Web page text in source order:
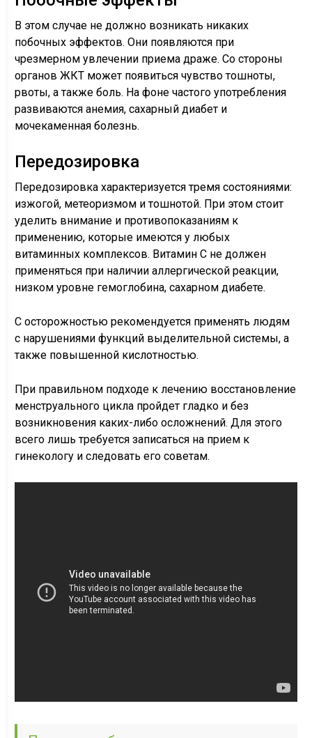
В этом случае не должно возникать никаких
побочных эффектов. Они появляются при
чрезмерном увлечении приема драже. Со стороны
органов ЖКТ может появиться чувство тошноты,
рвоты, а также боль. На фоне частого употребления
развиваются анемия, сахарный диабет и
мочекаменная болезнь.
Передозировка
Передозировка характеризуется тремя состояниями:
изжогой, метеоризмом и тошнотой. При этом стоит
уделить внимание и противопоказаниям к
применению, которые имеются у любых
витаминных комплексов. Витамин С не должен
применяться при наличии аллергической реакции,
низком уровне гемоглобина, сахарном диабете.
С осторожностью рекомендуется применять людям
с нарушениями функций выделительной системы, а
также повышенной кислотностью.
При правильном подходе к лечению восстановление
менструального цикла пройдет гладко и без
возникновения каких-либо осложнений. Для этого
всего лишь требуется записаться на прием к
гинекологу и следовать его советам.